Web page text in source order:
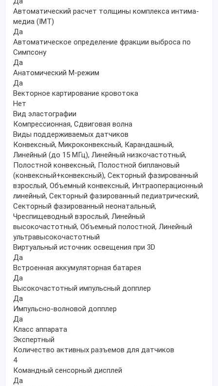
Автоматический расчет толщины комплекса интима-
медиа (IMT)
Да
Автоматическое определение фракции выброса по
Симпсону
Да
Анатомический М-режим
Да
Векторное картирование кровотока
Нет
Вид эластографии
Компрессионная, Сдвиговая волна
Виды поддерживаемых датчиков
Конвексный, Микроконвексный, Карандашный,
Линейный (до 15 МГц), Линейный низкочастотный,
Полостной конвексный, Полостной биплановый
(конвексный+конвексный), Секторный фазированный
взрослый, Объемный конвексный, Интраоперационный
линейный, Секторный фазированный педиатрический,
Секторный фазированный неонатальный,
Чреспищеводный взрослый, Линейный
высокочастотный, Объемный полостной, Линейный
ультравысокочастотный
Виртуальный источник освещения при 3D
Да
Встроенная аккумуляторная батарея
Да
Высокочастотный импульсный допплер
Да
Импульсно-волновой допплер
Да
Класс аппарата
Экспертный
Количество активных разъемов для датчиков
4
Командный сенсорный дисплей
Да